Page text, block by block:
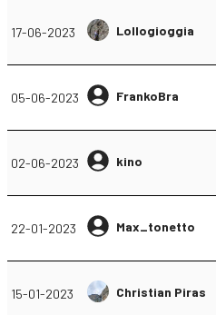
17-06-2023 Lollogioggia
05-06-2023 FrankoBra
02-06-2023 kino
22-01-2023 Max_tonetto
15-01-2023 Christian Piras